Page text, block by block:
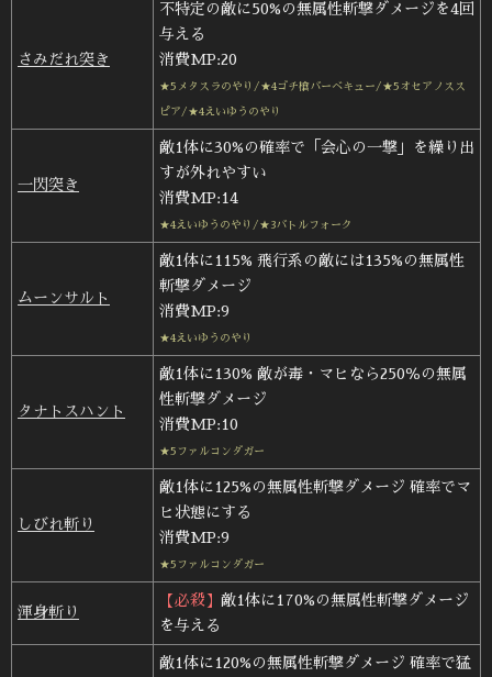
さみだれ突き
不特定の敵に50%の無属性斬撃ダメージを4回
与える
消費MP:20
★5メタスラのやり/★4ゴチ槍バーベキュー/★5オセアノスス
ピア/★4えいゆうのやり
一閃突き
敵1体に30%の確率で「会心の一撃」を繰り出
すが外れやすい
消費MP:14
★4えいゆうのやり/★3バトルフォーク
ムーンサルト
敵1体に115% 飛行系の敵には135%の無属性
斬撃ダメージ
消費MP:9
★4えいゆうのやり
タナトスハント
敵1体に130% 敵が毒・マヒなら250％の無属
性斬撃ダメージ
消費MP:10
★5ファルコンダガー
しびれ斬り
敵1体に125%の無属性斬撃ダメージ 確率でマ
ヒ状態にする
消費MP:9
★5ファルコンダガー
渾身斬り
【必殺】 敵1体に170%の無属性斬撃ダメージ
を与える
敵1体に120%の無属性斬撃ダメージ 確率で猛